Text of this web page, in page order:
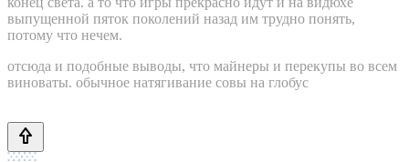
выпущенной пяток поколений назад им трудно понять,
потому что нечем.
отсюда и подобные выводы, что майнеры и перекупы во всем
виноваты. обычное натягивание совы на глобус